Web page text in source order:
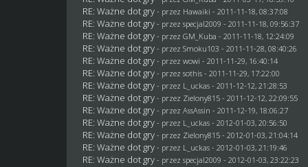
RE: Ważne dot gry - przez Hawaiki - 2011-11-18, 08:37:08
RE: Ważne dot gry - przezspecjal2009 - 2011-11-18, 09:56:37
RE: Ważne dot gry - przezGM_Kuba - 2011-11-18, 12:24:09
RE: Ważne dot gry - przezSmoku103 - 2011-11-28, 08:40:26
RE: Ważne dot gry - przezwowi - 2011-11-29, 16:40:14
RE: Ważne dot gry - przezsothis - 2011-11-29, 17:22:00
RE: Ważne dot gry - przez L_uckas - 2011-12-12, 21:28:53
RE: Ważne dot gry - przez Zielony815 - 2011-12-12, 22:09:55
RE: Ważne dot gry - przez AssAssin - 2011-12-19, 18:06:27
RE: Ważne dot gry - przez L_uckas - 2012-01-03, 20:56:50
RE: Ważne dot gry - przez Zielony815 - 2012-01-03, 21:04:14
RE: Ważne dot gry - przez L_uckas - 2012-01-03, 21:19:46
RE: Ważne dot gry - przezspecjal2009 - 2012-01-03, 23:22:23